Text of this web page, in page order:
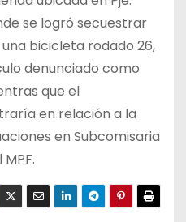
se logró secuestrar
bicicleta rodado 26,
denunciado como
que el
en relación a la
en Subcomisaria